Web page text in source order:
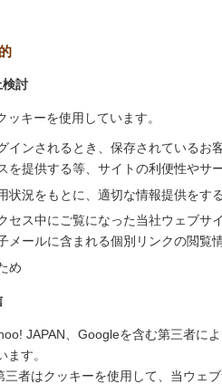
検討
キーを使用しています。
インされるとき、保存されているお
を提供する等、サイトの利便性やサ
状況をもとに、適切な情報提供をす
セス中にご覧になった当社ウェブサ
メールに含まれる個別リンクの閲覧
め
JAPAN、Googleを含む第三者に
す。
者はクッキーを使用して、当ウェ